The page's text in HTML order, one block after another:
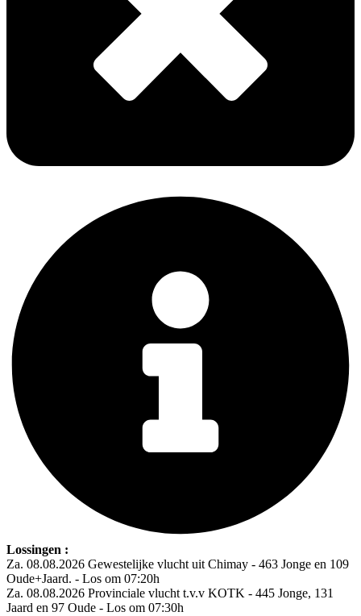
Lossingen :
Za. 08.08.2026 Gewestelijke vlucht uit Chimay - 463 Jonge en 109
Oude+Jaard. - Los om 07:20h
Za. 08.08.2026 Provinciale vlucht t.v.v KOTK - 445 Jonge, 131
Jaard en 97 Oude - Los om 07:30h